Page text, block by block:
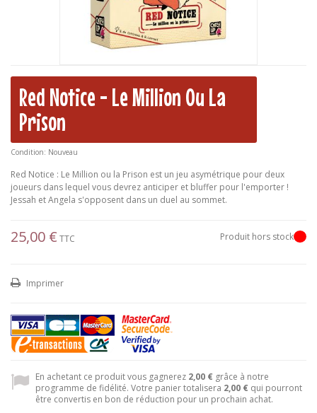
Red Notice - Le Million Ou La
Prison
Condition: Nouveau
Red Notice : Le Million ou la Prison est un jeu asymétrique pour deux
joueurs dans lequel vous devrez anticiper et bluffer pour l'emporter !
Jessah et Angela s'opposent dans un duel au sommet.
25,00 € TTC Produit hors stock
Imprimer
En achetant ce produit vous gagnerez 2,00 € grâce à notre
programme de fidélité. Votre panier totalisera 2,00 € qui pourront
être convertis en bon de réduction pour un prochain achat.